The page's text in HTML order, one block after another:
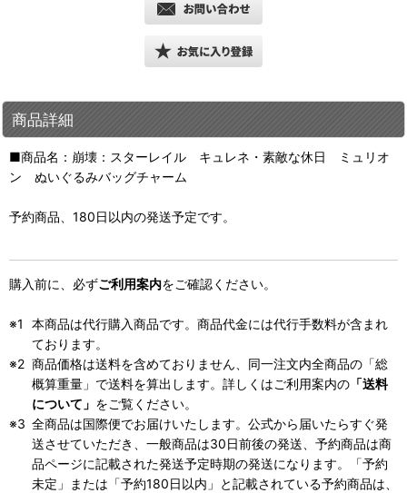
商品詳細
■商品名：崩壊：スターレイル キュレネ・素敵な休日 ミュリオ
ン ぬいぐるみバッグチャーム
予約商品、180日以内の発送予定です。
購入前に、必ずご利用案内をご確認ください。
本商品は代行購入商品です。商品代金には代行手数料が含まれ
ております。
商品価格は送料を含めておりません、同一注文内全商品の「総
概算重量」で送料を算出します。詳しくはご利用案内の 「送料
について」 をご覧ください。
全商品は国際便でお届けいたします。公式から届いたらすぐ発
送させていただき、一般商品は30日前後の発送、予約商品は商
品ページに記載された発送予定時期の発送になります。「予約
未定」または「予約180日以内」と記載されている予約商品は、